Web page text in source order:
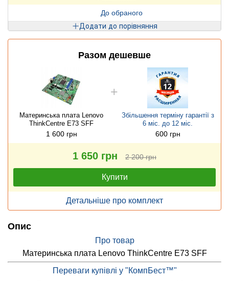
До обраного
Додати до порівняння
Разом дешевше
Материнська плата Lenovo
ThinkCentre E73 SFF
1 600 грн
Збільшення терміну гарантії з
6 міс. до 12 міс.
600 грн
1 650 грн 2 200 грн
Купити
Детальніше про комплект
Опис
Про товар
Материнська плата Lenovo ThinkCentre E73 SFF
Переваги купівлі у "КомпБест™"